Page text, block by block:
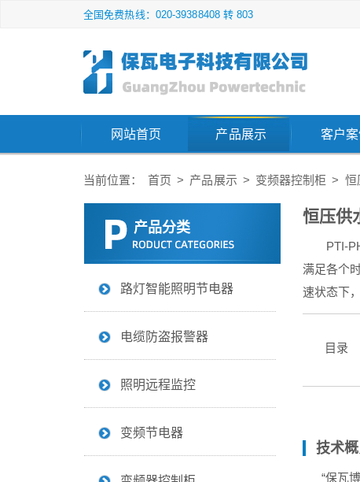
全国免费热线：020-39388408 转 803
网站首页 产品展示 客户案
当前位置： 首页 > 产品展示 > 变频器控制柜 > 恒
恒压供
PTI-
满足各个
速状态下
目录
技术
“保瓦博
产品分类
路灯智能照明节电器
电缆防盗报警器
照明远程监控
变频节电器